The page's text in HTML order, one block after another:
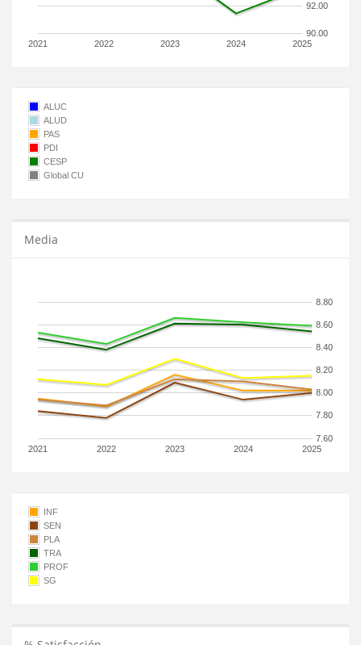
2021 2022 2023 2024 2025
90.00
92.00
ALUC
ALUD
PAS
PDI
CESP
Global CU
Media
2021 2022 2023 2024 2025
7.60
7.80
8.00
8.20
8.40
8.60
8.80
INF
SEN
PLA
TRA
PROF
SG